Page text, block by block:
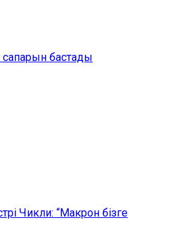
бастады
Чикли: “Макрон бізге